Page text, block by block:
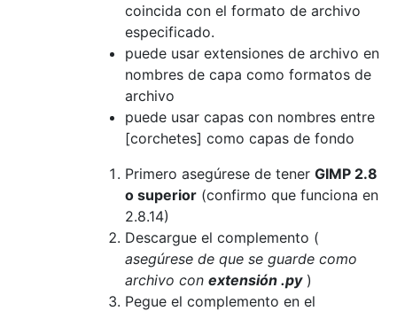
coincida con el formato de archivo
especificado.
puede usar extensiones de archivo en
nombres de capa como formatos de
archivo
puede usar capas con nombres entre
[corchetes] como capas de fondo
Primero asegúrese de tener GIMP 2.8
o superior (confirmo que funciona en
2.8.14)
Descargue el complemento (
asegúrese de que se guarde como
archivo con extensión .py)
Pegue el complemento en el